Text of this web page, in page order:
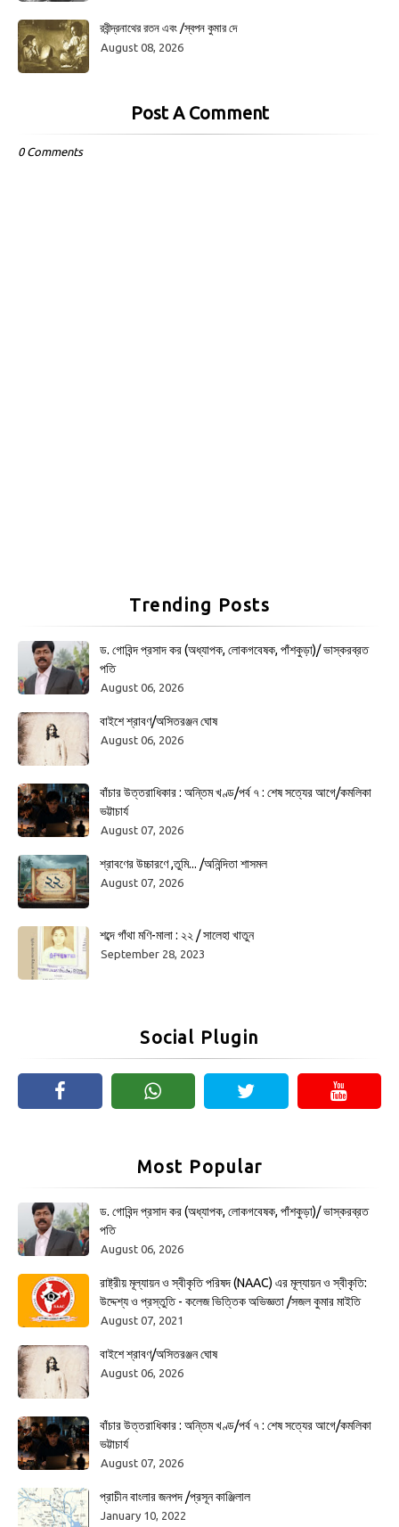
রবীন্দ্রনাথের রতন এবং /স্বপন কুমার দে
August 08, 2026
Post A Comment
0 Comments
Trending Posts
ড. গোবিন্দ প্রসাদ কর (অধ্যাপক, লোকগবেষক, পাঁশকুড়া)/ ভাস্করব্রত
পতি
August 06, 2026
বাইশে শ্রাবণ/অসিতরঞ্জন ঘোষ
August 06, 2026
বাঁচার উত্তরাধিকার : অন্তিম খণ্ড/পর্ব ৭ : শেষ সত্যের আগে/কমলিকা
ভট্টাচার্য
August 07, 2026
শ্রাবণের উচ্চারণে ,তুমি... /অনিন্দিতা শাসমল
August 07, 2026
শব্দে গাঁথা মণি-মালা : ২২ / সালেহা খাতুন
September 28, 2023
Social Plugin
Most Popular
ড. গোবিন্দ প্রসাদ কর (অধ্যাপক, লোকগবেষক, পাঁশকুড়া)/ ভাস্করব্রত
পতি
August 06, 2026
রাষ্ট্রীয় মূল্যায়ন ও স্বীকৃতি পরিষদ (NAAC) এর মূল্যায়ন ও স্বীকৃতি:
উদ্দেশ্য ও প্রস্তুতি - কলেজ ভিত্তিক অভিজ্ঞতা /সজল কুমার মাইতি
August 07, 2021
বাইশে শ্রাবণ/অসিতরঞ্জন ঘোষ
August 06, 2026
বাঁচার উত্তরাধিকার : অন্তিম খণ্ড/পর্ব ৭ : শেষ সত্যের আগে/কমলিকা
ভট্টাচার্য
August 07, 2026
প্রাচীন বাংলার জনপদ /প্রসূন কাঞ্জিলাল
January 10, 2022